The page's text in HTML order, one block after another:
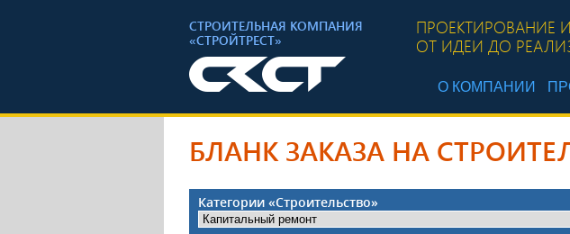
СТРОИТЕЛЬНАЯ КОМПАНИЯ
«СТРОЙТРЕСТ»
ПРОЕКТИРОВАНИЕ
ОТ ИДЕИ ДО
О КОМПАНИИ
БЛАНК ЗАКАЗА НА
Категории «Строительство»